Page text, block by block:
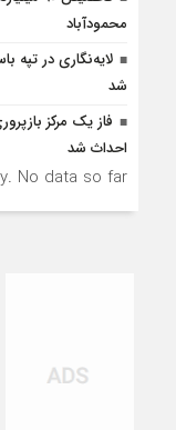
محمودآباد
لایه‌نگاری در تپه
شد
احداث شد
No data so far.